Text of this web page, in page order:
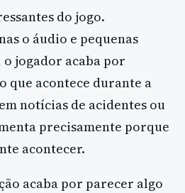
do jogo.
o áudio e pequenas
o jogador acaba por
que acontece durante a
notícias de acidentes ou
precisamente porque
acontecer.
acaba por parecer algo